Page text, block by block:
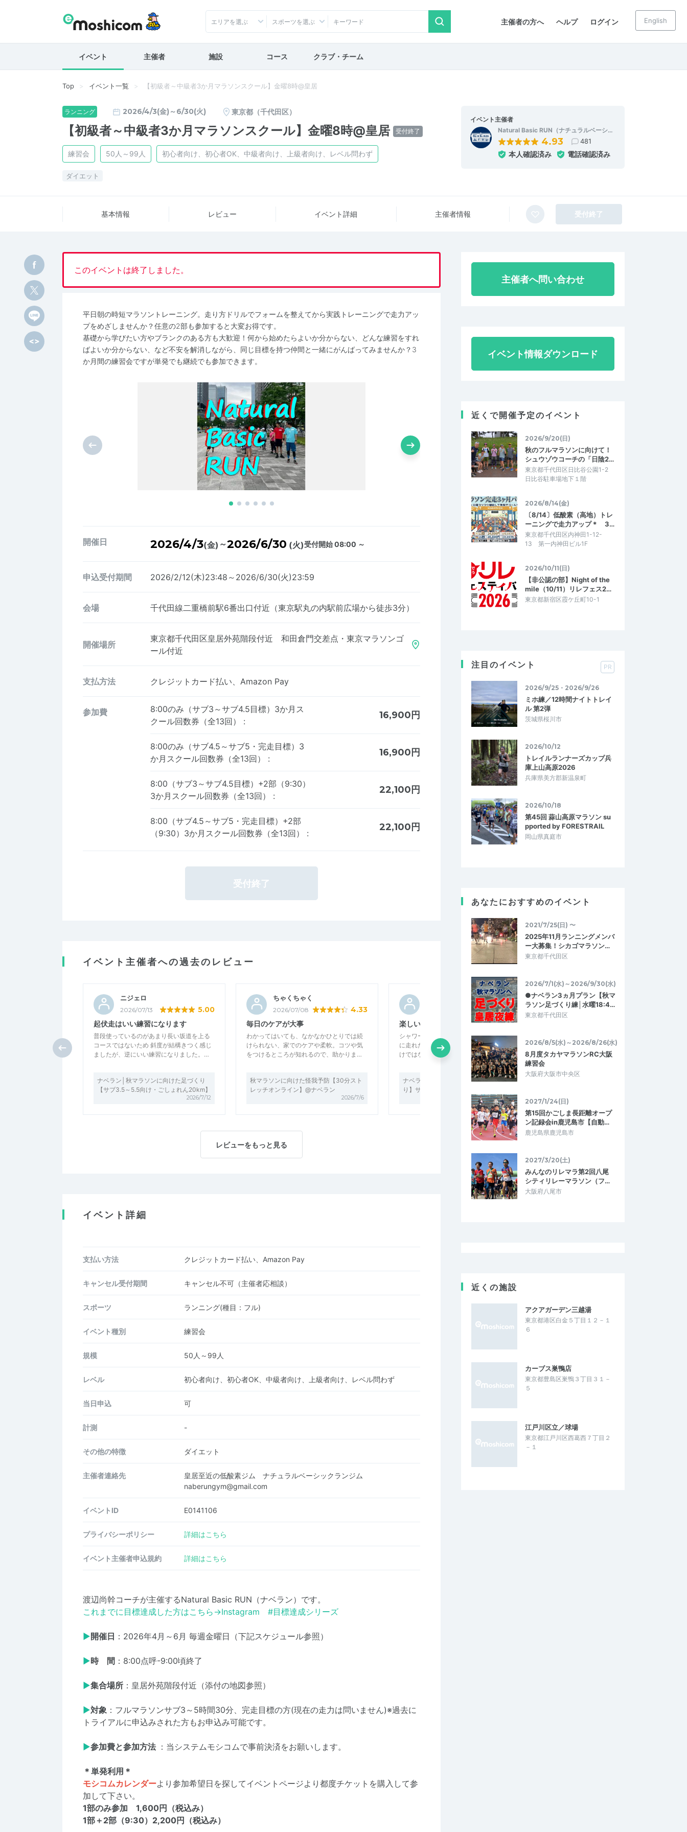
主催者の方へ ヘルプ ログイン
エリアを選ぶ スポーツを選ぶ English
イベント 主催者 施設 コース クラブ・チーム
Top イベント一覧 【初級者～中級者3か月マラソンスクール】金曜8時@皇居
ランニング 2026/4/3(金)～6/30(火) 東京都（千代田区）
【初級者～中級者3か月マラソンスクール】金曜8時@皇居 受付終了
練習会 50人～99人 初心者向け、初心者OK、中級者向け、上級者向け、レベル問わず
ダイエット
イベント主催者
Natural Basic RUN（ナチュラルベーシ…
4.93 481
本人確認済み 電話確認済み
基本情報 レビュー イベント詳細 主催者情報 受付終了
このイベントは終了しました。
平日朝の時短マラソントレーニング。走り方ドリルでフォームを整えてから実践トレーニングで走力アッ
プをめざしませんか？任意の2部も参加すると大変お得です。
基礎から学びたい方やブランクのある方も大歓迎！何から始めたらよいか分からない、どんな練習をすれ
ばよいか分からない、など不安を解消しながら、同じ目標を持つ仲間と一緒にがんばってみませんか？3
か月間の練習会ですが単発でも継続でも参加できます。
開催日 2026/4/3(金) ～2026/6/30 (火)受付開始 08:00 ～
申込受付期間 2026/2/12(木)23:48～2026/6/30(火)23:59
会場 千代田線二重橋前駅6番出口付近（東京駅丸の内駅前広場から徒歩3分）
開催場所
東京都千代田区皇居外苑階段付近 和田倉門交差点・東京マラソンゴ
ール付近
支払方法 クレジットカード払い、Amazon Pay
参加費
8:00のみ（サブ3～サブ4.5目標）3か月ス
クール回数券（全13回） :
16,900円
8:00のみ（サブ4.5～サブ5・完走目標）3
か月スクール回数券（全13回） :
16,900円
8:00（サブ3～サブ4.5目標）+2部（9:30）
3か月スクール回数券（全13回） :
22,100円
8:00（サブ4.5～サブ5・完走目標）+2部
（9:30）3か月スクール回数券（全13回） :
22,100円
受付終了
イベント主催者への過去のレビュー
ニジェロ
2026/07/13 5.00
起伏走はいい練習になります
普段使っているのがあまり長い坂道を上る
コースではないため 斜度が結構きつく感じ
ましたが、逆にいい練習になりました。…
ナベラン│秋マラソンに向けた足づくり
【サブ3.5～5.5向け・ごしょれん20km】
2026/7/12
ちゃくちゃく
2026/07/08 4.33
毎日のケアが大事
わかってはいても、なかなかひとりでは続
けられない、家でのケアや柔軟。コツや気
をつけるところが知れるので、助かりま…
秋マラソンに向けた怪我予防【30分スト
レッチオンライン】@ナベラン
2026/7/6
5.00
楽しい練習でした。
シャワーランとなりましたが皆さんと一緒
に走れたので楽しく走れました。楽しいだ
けではなく、赤坂御所は坂もあるのでい…
ナベラン【秋マラソンに向けた足づく
り】サブ3.5～サブ5前後向け│ごしょれ…
2026/6/28
ジーズ
2026/06/26
した。会員制が多い中、こちらは1回のみの
利用もOK、気軽に気負わず利用申し込み…
レビューをもっと見る
イベント詳細
支払い方法 クレジットカード払い、Amazon Pay
キャンセル受付期間 キャンセル不可（主催者応相談）
スポーツ ランニング(種目：フル)
イベント種別 練習会
規模 50人～99人
レベル 初心者向け、初心者OK、中級者向け、上級者向け、レベル問わず
当日申込 可
計測 -
その他の特徴 ダイエット
主催者連絡先
皇居至近の低酸素ジム ナチュラルベーシックランジム
naberungym@gmail.com
イベントID E0141106
プライバシーポリシー 詳細はこちら
イベント主催者申込規約 詳細はこちら
渡辺尚幹コーチが主催するNatural Basic RUN（ナベラン）です。
これまでに目標達成した方はこちら→Instagram #目標達成シリーズ
▶開催日 ：2026年4月～6月 毎週金曜日（下記スケジュール参照）
▶時 間 ：8:00点呼-9:00頃終了
▶集合場所 ：皇居外苑階段付近（添付の地図参照）
▶対象 ：フルマラソンサブ3～5時間30分、完走目標の方(現在の走力は問いません)※過去に
トライアルに申込みされた方もお申込み可能です。
▶参加費と参加方法 ：当システムモシコムで事前決済をお願いします。
＊単発利用＊
モシコムカレンダーより参加希望日を探してイベントページより都度チケットを購入して参
加して下さい。
1部のみ参加 1,600円（税込み）
1部＋2部（9:30）2,200円（税込み）
主催者へ問い合わせ
イベント情報ダウンロード
近くで開催予定のイベント
2026/9/20(日)
秋のフルマラソンに向けて！
シュウゾウコーチの「日陰2…
東京都千代田区日比谷公園1-2
日比谷駐車場地下１階
2026/8/14(金)
〔8/14〕低酸素（高地）トレ
ーニングで走力アップ＊ 3…
東京都千代田区内神田1-12-
13 第一内神田ビル1F
2026/10/11(日)
【非公認の部】Night of the
mile（10/11）リレフェス2…
東京都新宿区霞ケ丘町10-1
注目のイベント PR
2026/9/25・2026/9/26
ミホ練／12時間ナイトトレイ
ル 第2弾
茨城県桜川市
2026/10/12
トレイルランナーズカップ兵
庫上山高原2026
兵庫県美方郡新温泉町
2026/10/18
第45回 蒜山高原マラソン su
pported by FORESTRAIL
岡山県真庭市
あなたにおすすめのイベント
2021/7/25(日) 〜
2025年11月ランニングメンバ
ー大募集！シカゴマラソン…
東京都千代田区
2026/7/1(水)～2026/9/30(水)
●ナベラン3ヵ月プラン【秋マ
ラソン足づくり練│水曜18:4…
東京都千代田区
2026/8/5(水)～2026/8/26(水)
8月度タカヤマラソンRC大阪
練習会
大阪府大阪市中央区
2027/1/24(日)
第15回かごしま長距離オープ
ン記録会in鹿児島市【自動…
鹿児島県鹿児島市
2027/3/20(土)
みんなのリレマラ第2回八尾
シティリレーマラソン（フ…
大阪府八尾市
近くの施設
アクアガーデン三越湯
東京都港区白金５丁目１２－１
６
カーブス巣鴨店
東京都豊島区巣鴨３丁目３１－
５
江戸川区立／球場
東京都江戸川区西葛西７丁目２
－１